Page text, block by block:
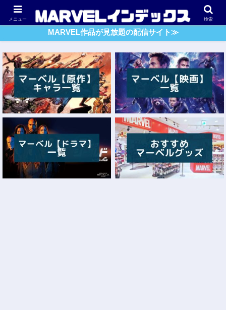
アベンジャーズ スパイダーマン ガーディアンズ・O・G
MARVEL作品が見放題の配信サイト≫
メニュー 検索